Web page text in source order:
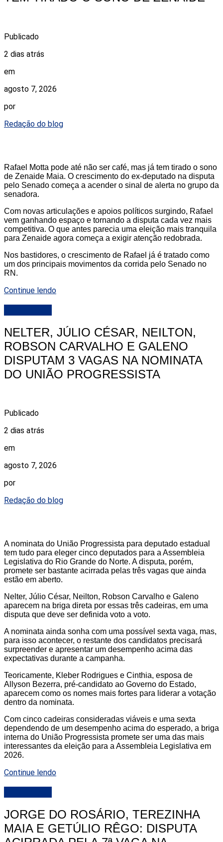
Publicado
2 dias atrás
em
agosto 7, 2026
por
Redação do blog
Rafael Motta pode até não ser café, mas já tem tirado o sono
de Zenaide Maia. O crescimento do ex-deputado na disputa
pelo Senado começa a acender o sinal de alerta no grupo da
senadora.
Com novas articulações e apoios políticos surgindo, Rafael
vem ganhando espaço e tornando a disputa cada vez mais
competitiva. O que antes parecia uma eleição mais tranquila
para Zenaide agora começa a exigir atenção redobrada.
Nos bastidores, o crescimento de Rafael já é tratado como
um dos principais movimentos da corrida pelo Senado no
RN.
Continue lendo
NELTER, JÚLIO CÉSAR, NEILTON,
ROBSON CARVALHO E GALENO
DISPUTAM 3 VAGAS NA NOMINATA
DO UNIÃO PROGRESSISTA
Publicado
2 dias atrás
em
agosto 7, 2026
por
Redação do blog
A nominata do União Progressista para deputado estadual
tem tudo para eleger cinco deputados para a Assembleia
Legislativa do Rio Grande do Norte. A disputa, porém,
promete ser bastante acirrada pelas três vagas que ainda
estão em aberto.
Nelter, Júlio César, Neilton, Robson Carvalho e Galeno
aparecem na briga direta por essas três cadeiras, em uma
disputa que deve ser definida voto a voto.
A nominata ainda sonha com uma possível sexta vaga, mas,
para isso acontecer, o restante dos candidatos precisará
surpreender e apresentar um desempenho acima das
expectativas durante a campanha.
Teoricamente, Kleber Rodrigues e Cinthia, esposa de
Allyson Bezerra, pré-candidato ao Governo do Estado,
aparecem como os nomes mais fortes para liderar a votação
dentro da nominata.
Com cinco cadeiras consideradas viáveis e uma sexta
dependendo de um desempenho acima do esperado, a briga
interna do União Progressista promete ser uma das mais
interessantes da eleição para a Assembleia Legislativa em
2026.
Continue lendo
JORGE DO ROSÁRIO, TEREZINHA
MAIA E GETÚLIO RÊGO: DISPUTA